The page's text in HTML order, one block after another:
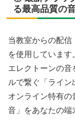
る最高品質の
当教室からの配信
を使用しています
エレクトーンの
ルで繋ぐ「ライン
オンライン特有
音」をあなたの端